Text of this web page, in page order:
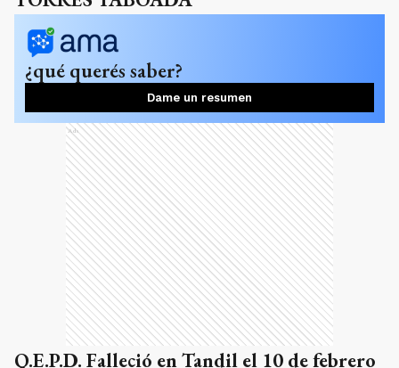
¿qué querés saber?
Dame un resumen
Ads
Q.E.P.D. Falleció en Tandil el 10 de febrero